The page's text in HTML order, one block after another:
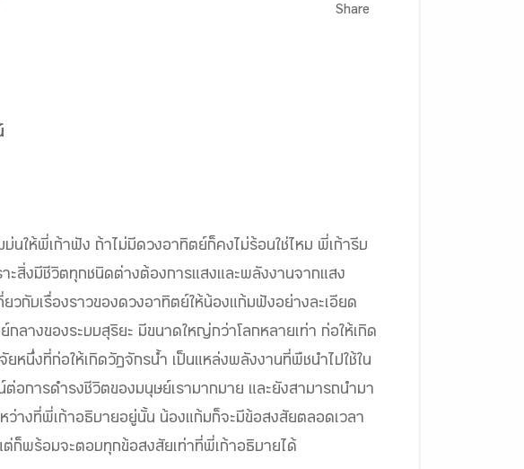
Share
นให้พี่เก้าฟัง ถ้าไม่มีดวงอาทิตย์ก็คงไม่ร้อนใช่ไหม พี่เก้ารีบ
ะสิ่งมีชีวิตทุกชนิดต่างต้องการแสงและพลังงานจากแสง
วกับเรื่องราวของดวงอาทิตย์ให้น้องแก้มฟังอย่างละเอียด
ลางของระบบสุริยะ มีขนาดใหญ่กว่าโลกหลายเท่า ก่อให้เกิด
หนึ่งที่ก่อให้เกิดวัฏจักรน้ำ เป็นแหล่งพลังงานที่พืชนำไปใช้ใน
ต่อการดำรงชีวิตของมนุษย์เรามากมาย และยังสามารถนำมา
างที่พี่เก้าอธิบายอยู่นั้น น้องแก้มก็จะมีข้อสงสัยตลอดเวลา
ก็พร้อมจะตอบทุกข้อสงสัยเท่าที่พี่เก้าอธิบายได้